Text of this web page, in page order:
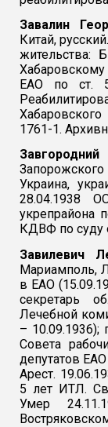
Завалин
Китай,
жительства:
ЕАО по ст.
1761-1.
Украина,
28.04.1938
укрепрайона
КДВФ по суду
Завилевич
Мариамполь,
в ЕАО
секретарь
Лечебной
– 10.09.1936);
Совета
депутатов
Арест.
5 лет ИТЛ.
Умер